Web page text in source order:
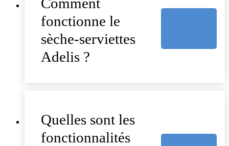
fonctionne le
sèche-serviettes
Adelis ?
Quelles sont les
fonctionnalités